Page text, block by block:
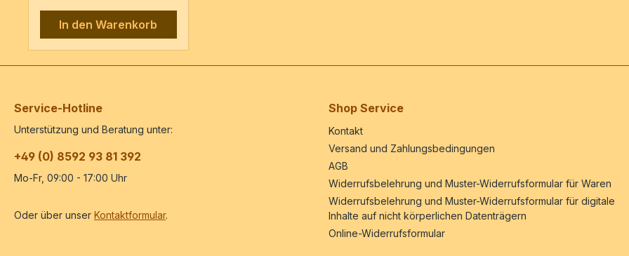
Genuaist, ebenfalls in Genua,
nur das Oratorium
riconosciuto aus demJahr
vorliegende Bearbeitung aus
Erstdruck durch einige
revidiert. Partitur & 3
In den Warenkorb
Service-Hotline
Unterstützung und Beratung unter:
+49 (0) 8592 93 81 392
Mo-Fr, 09:00 - 17:00 Uhr
Oder über unser Kontaktformular.
Shop Service
Kontakt
Versand und Zahlungsbedingungen
AGB
Widerrufsbelehrung und Muster-Widerrufsformular für Waren
Widerrufsbelehrung und Muster-Widerrufsformular für digitale
Inhalte auf nicht körperlichen Datenträgern
Online-Widerrufsformular